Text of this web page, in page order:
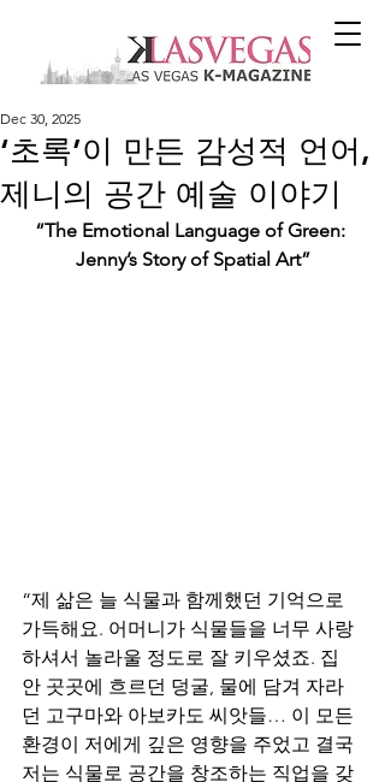
‘초록’이 만든 감성적 언어,
제니의 공간 예술 이야기
Dec 30, 2025
“The Emotional Language of Green:
Jenny’s Story of Spatial Art”
“제 삶은 늘 식물과 함께했던 기억으로
가득해요. 어머니가 식물들을 너무 사랑
하셔서 놀라울 정도로 잘 키우셨죠. 집
안 곳곳에 흐르던 덩굴, 물에 담겨 자라
던 고구마와 아보카도 씨앗들… 이 모든
환경이 저에게 깊은 영향을 주었고 결국
저는 식물로 공간을 창조하는 직업을 갖